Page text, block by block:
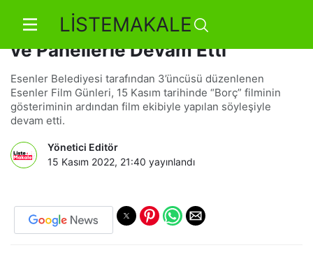
LİSTEMAKALE
3. Esenler Film Günleri Söyleşi
ve Panellerle Devam Etti
Esenler Belediyesi tarafından 3’üncüsü düzenlenen
Esenler Film Günleri, 15 Kasım tarihinde “Borç” filminin
gösteriminin ardından film ekibiyle yapılan söyleşiyle
devam etti.
Yönetici Editör
15 Kasım 2022, 21:40 yayınlandı